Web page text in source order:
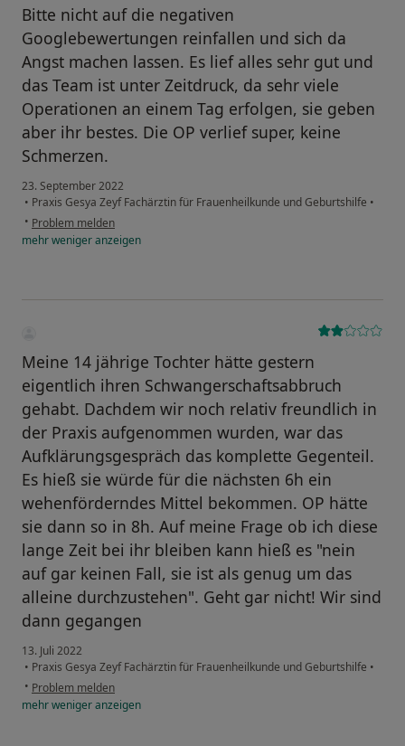
Bitte nicht auf die negativen
Googlebewertungen reinfallen und sich da
Angst machen lassen. Es lief alles sehr gut und
das Team ist unter Zeitdruck, da sehr viele
Operationen an einem Tag erfolgen, sie geben
aber ihr bestes. Die OP verlief super, keine
Schmerzen.
23. September 2022
• Praxis Gesya Zeyf Fachärztin für Frauenheilkunde und Geburtshilfe •
• Problem melden
mehrwenigeranzeigen
Meine 14 jährige Tochter hätte gestern
eigentlich ihren Schwangerschaftsabbruch
gehabt. Dachdem wir noch relativ freundlich in
der Praxis aufgenommen wurden, war das
Aufklärungsgespräch das komplette Gegenteil.
Es hieß sie würde für die nächsten 6h ein
wehenförderndes Mittel bekommen. OP hätte
sie dann so in 8h. Auf meine Frage ob ich diese
lange Zeit bei ihr bleiben kann hieß es "nein
auf gar keinen Fall, sie ist als genug um das
alleine durchzustehen". Geht gar nicht! Wir sind
dann gegangen
13. Juli 2022
• Praxis Gesya Zeyf Fachärztin für Frauenheilkunde und Geburtshilfe •
• Problem melden
mehrwenigeranzeigen